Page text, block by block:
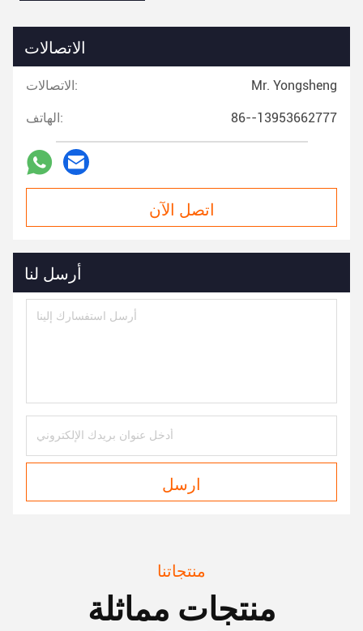
الاتصالات
الاتصالات: Mr. Yongsheng
الهاتف: 86--13953662777
اتصل الآن
أرسل لنا
ارسل
منتجاتنا
منتجات مماثلة